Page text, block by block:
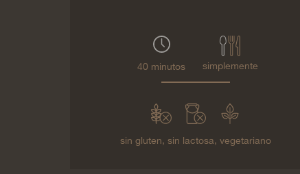
40 minutos simplemente
sin gluten,sin lactosa,vegetariano